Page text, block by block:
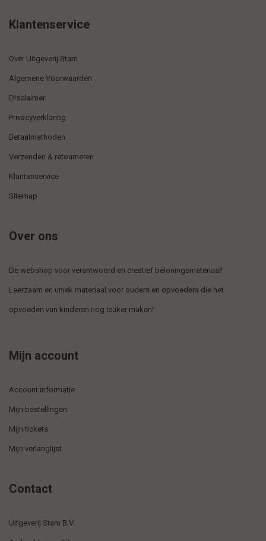
Klantenservice
Over Uitgeverij Stam
Algemene Voorwaarden
Disclaimer
Privacyverklaring
Betaalmethoden
Verzenden & retourneren
Klantenservice
Sitemap
Over ons
De webshop voor verantwoord en creatief beloningsmateriaal!
Leerzaam en uniek materiaal voor ouders en opvoeders die het
opvoeden van kinderen nog leuker maken!
Mijn account
Account informatie
Mijn bestellingen
Mijn tickets
Mijn verlanglijst
Contact
Uitgeverij Stam B.V.